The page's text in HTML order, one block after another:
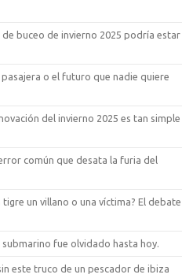
buceo de invierno 2025 podría estar
o el futuro que nadie quiere
del invierno 2025 es tan simple
común que desata la furia del
un villano o una víctima? El debate
fue olvidado hasta hoy.
este truco de un pescador de ibiza